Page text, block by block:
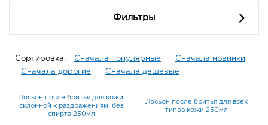
Фильтры
Сортировка: Сначала популярные
Сначала новинки
Сначала дорогие
Сначала дешевые
Лосьон после бритья для кожи,
склонной к раздражениям, без
спирта 250мл
Лосьон после бритья для всех
типов кожи 250мл